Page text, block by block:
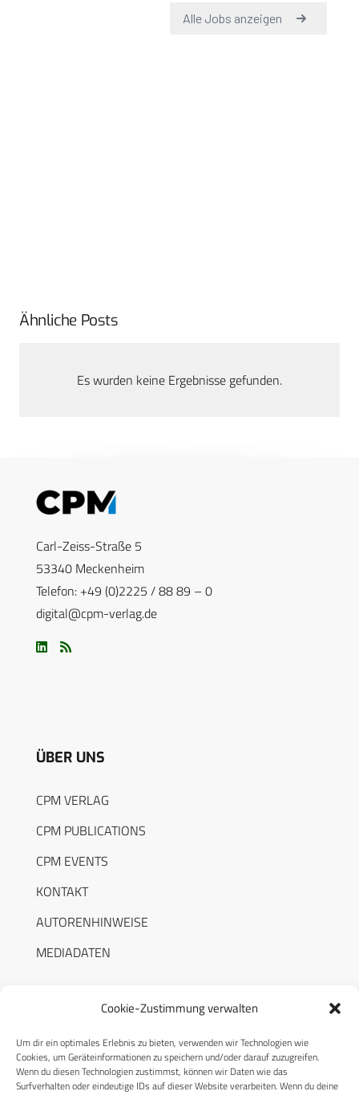
Cookie-Zustimmung verwalten
Um dir ein optimales Erlebnis zu bieten, verwenden wir Technologien wie
Cookies, um Geräteinformationen zu speichern und/oder darauf zuzugreifen.
Wenn du diesen Technologien zustimmst, können wir Daten wie das
Surfverhalten oder eindeutige IDs auf dieser Website verarbeiten. Wenn du deine
Ähnliche Posts
Es wurden keine Ergebnisse gefunden.
Carl-Zeiss-Straße 5
53340 Meckenheim
Telefon: +49 (0)2225 / 88 89 – 0
digital@cpm-verlag.de
ÜBER UNS
CPM VERLAG
CPM PUBLICATIONS
CPM EVENTS
KONTAKT
AUTORENHINWEISE
MEDIADATEN
RECHTLICHES